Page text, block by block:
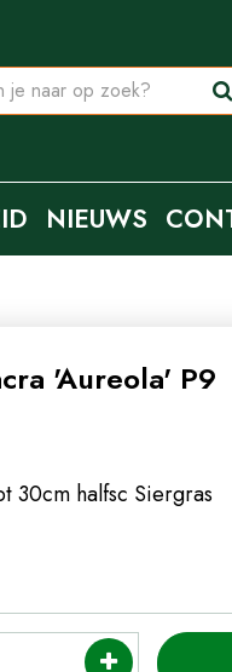
NIEUWS
'Aureola' P9
30cm halfsc Siergras